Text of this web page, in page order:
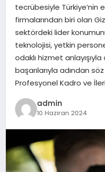
MAGAZIN
YAŞAM
OTOMOBIL
tecrübesiyle Türkiye’nin
firmalarından biri olan
sektördeki lider
teknolojisi, yetkin
odaklı hizmet
başarılarıyla adından
Profesyonel Kadro ve
admin
10 Haziran 2024